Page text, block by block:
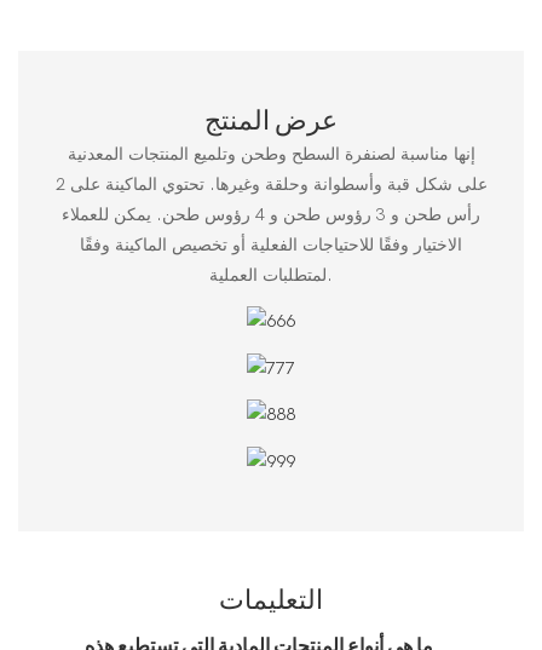
عرض المنتج
إنها مناسبة لصنفرة السطح وطحن وتلميع المنتجات المعدنية
على شكل قبة وأسطوانة وحلقة وغيرها. تحتوي الماكينة على 2
رأس طحن و 3 رؤوس طحن و 4 رؤوس طحن. يمكن للعملاء
الاختيار وفقًا للاحتياجات الفعلية أو تخصيص الماكينة وفقًا
لمتطلبات العملية.
التعليمات
ما هي أنواع المنتجات المادية التي تستطيع هذه